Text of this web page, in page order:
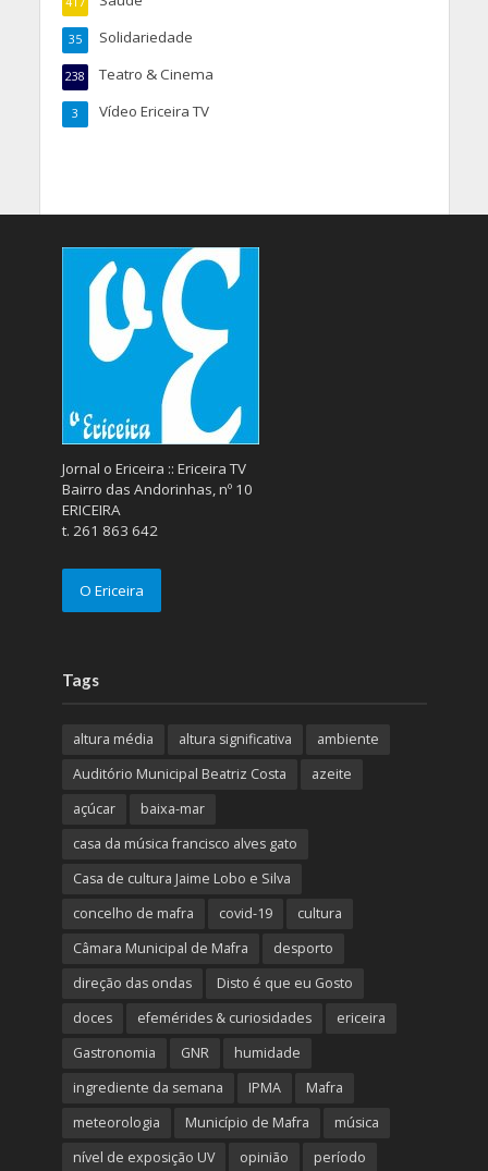
Solidariedade
35
Teatro & Cinema
238
Vídeo Ericeira TV
3
Jornal o Ericeira :: Ericeira TV
Bairro das Andorinhas, nº 10
ERICEIRA
t. 261 863 642
O Ericeira
Tags
altura média altura significativa
ambiente
Auditório Municipal Beatriz Costa
azeite
açúcar
baixa-mar
casa da música francisco alves gato
Casa de cultura Jaime Lobo e Silva
concelho de mafra
covid-19
cultura
Câmara Municipal de Mafra
desporto
direção das ondas
Disto é que eu Gosto
doces
efemérides & curiosidades
ericeira
Gastronomia
GNR
humidade
ingrediente da semana
IPMA
Mafra
meteorologia
Município de Mafra
música
nível de exposição UV
opinião período